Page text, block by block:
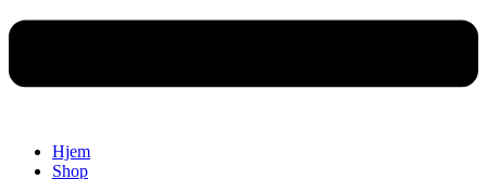
Hjem
Shop